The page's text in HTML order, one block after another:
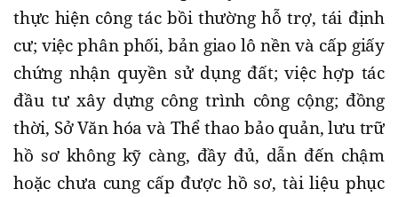
thực hiện công tác bồi thường hỗ trợ, tái định
cư; việc phân phối, bản giao lô nền và cấp giấy
chứng nhận quyền sử dụng đất; việc hợp tác
đầu tư xây dựng công trình công cộng; đồng
thời, Sở Văn hóa và Thể thao bảo quản, lưu trữ
hồ sơ không kỹ càng, đầy đủ, dẫn đến chậm
hoặc chưa cung cấp được hồ sơ, tài liệu phục